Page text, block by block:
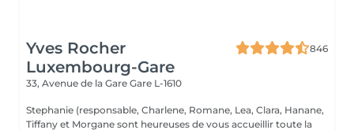
Yves Rocher
Luxembourg-Gare
846
33, Avenue de la Gare Gare L-1610
Stephanie (responsable, Charlene, Romane, Lea, Clara, Hanane,
Tiffany et Morgane sont heureuses de vous accueillir toute la